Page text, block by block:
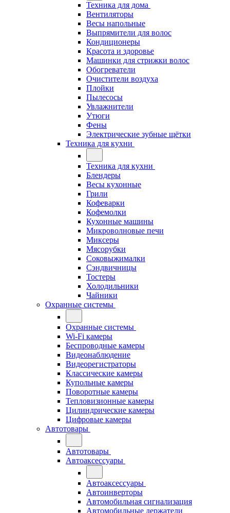
Техника для дома
Вентиляторы
Весы напольные
Выпрямители для волос
Кондиционеры
Красота и здоровье
Машинки для стрижки волос
Обогреватели
Очистители воздуха
Плойки
Пылесосы
Увлажнители
Утюги
Фены
Электрические зубные щётки
Техника для кухни
Техника для кухни
Блендеры
Весы кухонные
Грили
Кофеварки
Кофемолки
Кухонные машины
Микроволновые печи
Миксеры
Мясорубки
Соковыжималки
Сэндвичницы
Тостеры
Холодильники
Чайники
Охранные системы
Охранные системы
Wi-Fi камеры
Беспроводные камеры
Видеонаблюдение
Видеорегистраторы
Классические камеры
Купольные камеры
Поворотные камеры
Тепловизионные камеры
Цилиндрические камеры
Цифровые камеры
Автотовары
Автотовары
Автоаксессуары
Автоаксессуары
Автоинверторы
Автомобильная сигнализация
Автомобильные держатели